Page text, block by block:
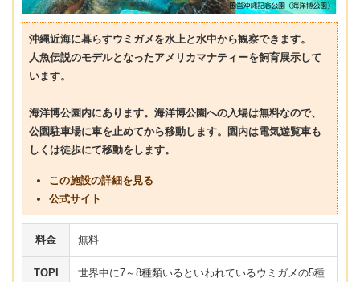
沖縄近海に暮らすウミガメを水上と水中から観察できます。
人魚伝説のモデルとなったアメリカマナティーを飼育展示して
います。
海洋博公園内にあります。海洋博公園への入場は無料なので、
公園駐車場に車を止めてから移動します。園内は電気遊覧車も
しくは徒歩にて移動をします。
この施設の詳細を見る
公式サイト
料金 無料
TOPI
世界中に7～8種類いるといわれているウミガメの5種